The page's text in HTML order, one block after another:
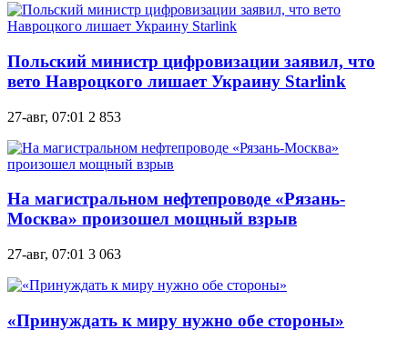
Польский министр цифровизации заявил, что
вето Навроцкого лишает Украину Starlink
27-авг, 07:01 2 853
На магистральном нефтепроводе «Рязань-
Москва» произошел мощный взрыв
27-авг, 07:01 3 063
«Принуждать к миру нужно обе стороны»